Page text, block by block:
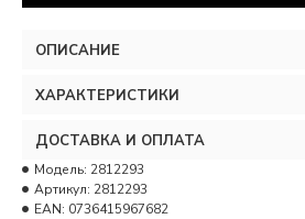
ОПИСАНИЕ
ХАРАКТЕРИСТИКИ
ДОСТАВКА И ОПЛАТА
Модель: 2812293
Артикул: 2812293
EAN: 0736415967682